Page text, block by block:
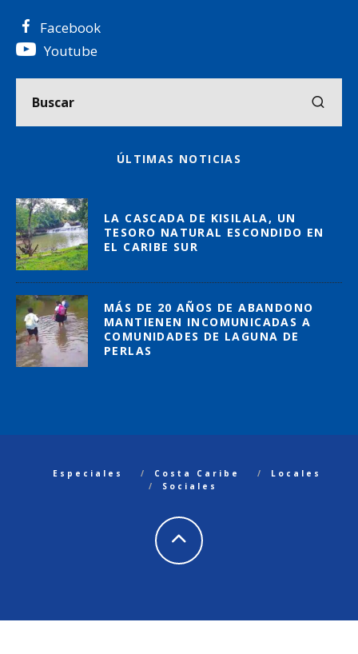
Facebook
Youtube
ÚLTIMAS NOTICIAS
LA CASCADA DE KISILALA, UN
TESORO NATURAL ESCONDIDO EN
EL CARIBE SUR
MÁS DE 20 AÑOS DE ABANDONO
MANTIENEN INCOMUNICADAS A
COMUNIDADES DE LAGUNA DE
PERLAS
Especiales Costa Caribe
Locales
Sociales